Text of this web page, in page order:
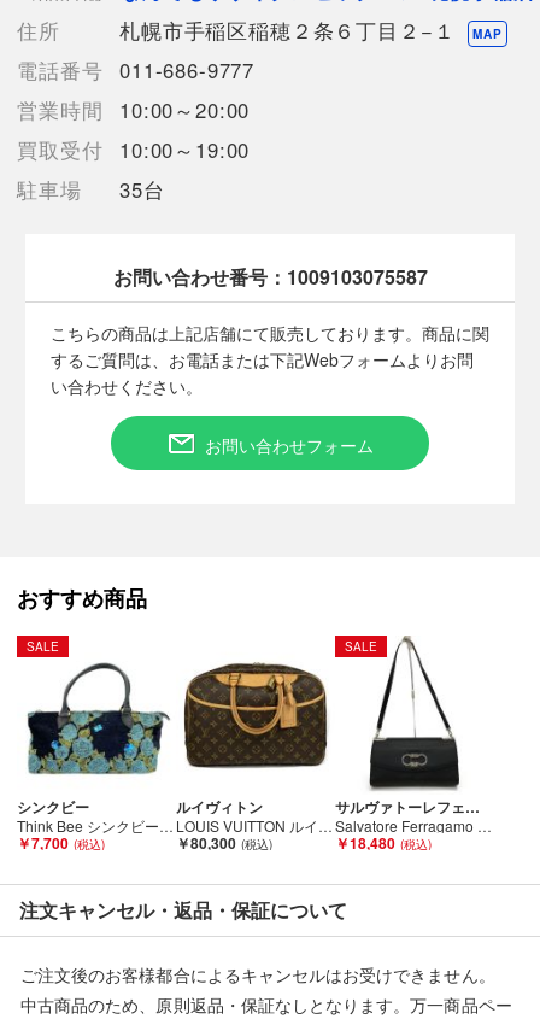
【使用予定配送業者】佐川急便 飛脚宅配便80サイズ
【こちらの商品は在庫連動システムを導入し、店頭や他ネットシ
ョップと併売を行なっておりますが、
タイミングによりシステムの反映が間に合わず欠品となってしま
う場合がございます。
売切れの場合は、ご購入をキャンセルさせていただく場合がござ
■状態等は画像をご確認・ご参照下さい。
こちらの商品はお客様から買取させていただいた商品であり、
人の手を経た商品です。
■弊社（株式会社オカモト）を装った偽装サイトにご注意くださ
住所
札幌市手稲区稲穂２条６丁目２−１ MAP
電話番号 011-686-9777
営業時間
10:00～20:00
買取受付
10:00～19:00
駐車場
35台
お問い合わせ番号： 1009103075587
こちらの商品は上記店舗にて販売しております。商品に関
するご質問は、お電話または下記Webフォームよりお問
い合わせください。
お問い合わせフォーム
おすすめ商品
SALE
シンクビー
Think Bee シンクビー ハンドバッグ 薔薇 バラ レディース ブルー×ブラック Bランク
￥7,700
ルイヴィトン
LOUIS VUITTON ルイヴィトン モノグラム ボーリング・ヴァニティ(ドーヴィル) M47270 Bランク
￥80,300
SALE
サルヴァトーレフェラガモ
Salvatore Ferragamo サルヴァトーレフェラガモ レディース ショルダーバッグ DY-21 ブラック Cランク
￥18,480
注文キャンセル・返品・保証について
ご注文後のお客様都合によるキャンセルはお受けできません。
中古商品のため、原則返品・保証なしとなります。万一商品ペー